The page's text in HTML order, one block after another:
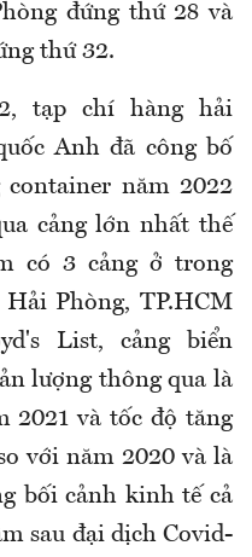
đứng thứ 28 và
thứ 32.
tạp chí hàng hải
Anh đã công bố
container năm 2022
cảng lớn nhất thế
có 3 cảng ở trong
Phòng, TP.HCM
List, cảng biển
lượng thông qua là
2021 và tốc độ tăng
với năm 2020 và là
bối cảnh kinh tế cả
sau đại dịch Covid-